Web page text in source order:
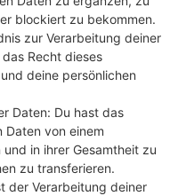
blockiert zu bekommen.
zur Verarbeitung deiner
Recht dieses
deine persönlichen
Daten: Du hast das
Daten von einem
in ihrer Gesamtheit zu
zu transferieren.
der Verarbeitung deiner